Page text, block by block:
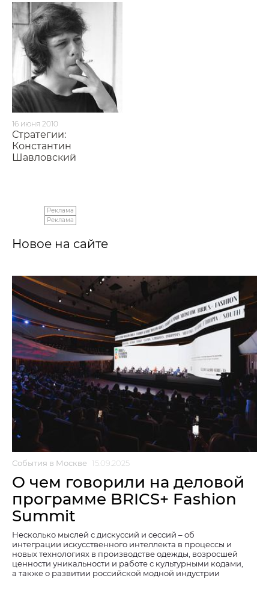
16 июня 2010
Стратегии:
Константин
Шавловский
Реклама
Реклама
Новое на сайте
События в Москве 15.09.2025
О чем говорили на деловой
программе BRICS+ Fashion
Summit
Несколько мыслей с дискуссий и сессий – об
интеграции искусственного интеллекта в процессы и
новых технологиях в производстве одежды, возросшей
ценности уникальности и работе с культурными кодами,
а также о развитии российской модной индустрии